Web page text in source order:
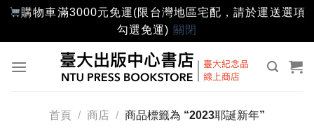
購物車滿3000元免運(限台灣地區宅配，請於運送選項
勾選免運) 關閉
首頁 / 商店 / 商品標籤為 “2023耶誕新年”